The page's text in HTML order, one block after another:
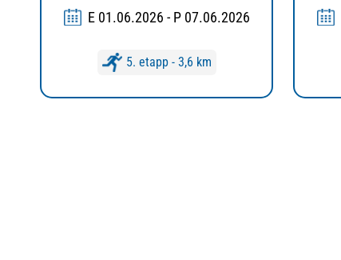
E 01.06.2026 - P 07.06.2026
5. etapp - 3,6 km